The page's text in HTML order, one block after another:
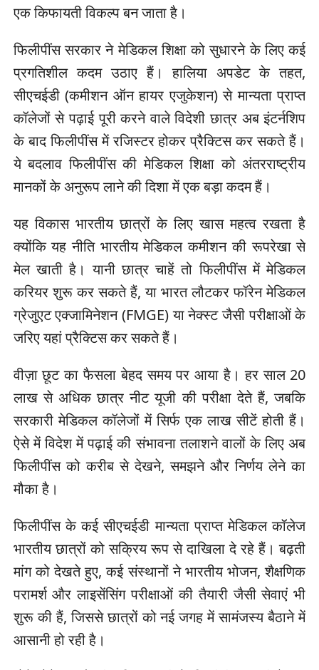
एक किफायती विकल्प बन जाता है।
फिलीपींस सरकार ने मेडिकल शिक्षा को सुधारने के लिए कई
प्रगतिशील कदम उठाए हैं। हालिया अपडेट के तहत,
सीएचईडी (कमीशन ऑन हायर एजुकेशन) से मान्यता प्राप्त
कॉलेजों से पढ़ाई पूरी करने वाले विदेशी छात्र अब इंटर्नशिप
के बाद फिलीपींस में रजिस्टर होकर प्रैक्टिस कर सकते हैं।
ये बदलाव फिलीपींस की मेडिकल शिक्षा को अंतरराष्ट्रीय
मानकों के अनुरूप लाने की दिशा में एक बड़ा कदम हैं।
यह विकास भारतीय छात्रों के लिए खास महत्व रखता है
क्योंकि यह नीति भारतीय मेडिकल कमीशन की रूपरेखा से
मेल खाती है। यानी छात्र चाहें तो फिलीपींस में मेडिकल
करियर शुरू कर सकते हैं, या भारत लौटकर फॉरेन मेडिकल
ग्रेजुएट एक्‍जामिनेशन (FMGE) या नेक्‍स्‍ट जैसी परीक्षाओं के
जरिए यहां प्रैक्टिस कर सकते हैं।
वीज़ा छूट का फैसला बेहद समय पर आया है। हर साल 20
लाख से अधिक छात्र नीट यूजी की परीक्षा देते हैं, जबकि
सरकारी मेडिकल कॉलेजों में सिर्फ एक लाख सीटें होती हैं।
ऐसे में विदेश में पढ़ाई की संभावना तलाशने वालों के लिए अब
फिलीपींस को करीब से देखने, समझने और निर्णय लेने का
मौका है।
फिलीपींस के कई सीएचईडी मान्यता प्राप्त मेडिकल कॉलेज
भारतीय छात्रों को सक्रिय रूप से दाखिला दे रहे हैं। बढ़ती
मांग को देखते हुए, कई संस्थानों ने भारतीय भोजन, शैक्षणिक
परामर्श और लाइसेंसिंग परीक्षाओं की तैयारी जैसी सेवाएं भी
शुरू की हैं, जिससे छात्रों को नई जगह में सामंजस्य बैठाने में
आसानी हो रही है।